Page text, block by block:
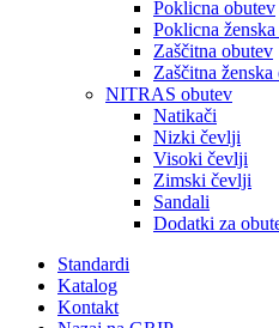
Poklicna obutev
Poklicna
Zaščitna obutev
Zaščitna ženska
NITRAS obutev
Natikači
Nizki čevlji
Visoki čevlji
Zimski čevlji
Sandali
Dodatki za
Standardi
Katalog
Kontakt